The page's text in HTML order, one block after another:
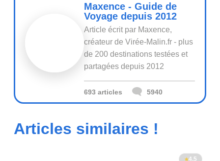
Maxence - Guide de
Voyage depuis 2012
Article écrit par Maxence,
créateur de Virée-Malin.fr - plus
de 200 destinations testées et
partagées depuis 2012
693 articles 5940
Articles similaires !
4.5